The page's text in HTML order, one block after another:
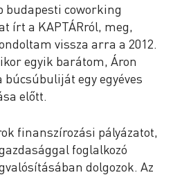
budapesti coworking
írt a KAPTÁRról, meg,
vissza arra a 2012.
egyik barátom, Áron
egy egyéves
előtt.
finanszírozási pályázatot,
foglalkozó
dolgozok. Az